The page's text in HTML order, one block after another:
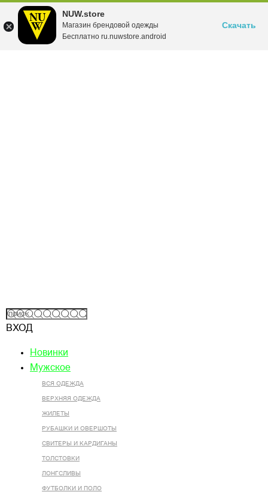
NUW.store
Магазин брендовой одежды
Бесплатно ru.nuwstore.android
Скачать
ВХОД
Новинки
Мужское
ВСЯ ОДЕЖДА
ВЕРХНЯЯ ОДЕЖДА
ЖИЛЕТЫ
РУБАШКИ И ОВЕРШОТЫ
СВИТЕРЫ И КАРДИГАНЫ
ТОЛСТОВКИ
ЛОНГСЛИВЫ
ФУТБОЛКИ И ПОЛО